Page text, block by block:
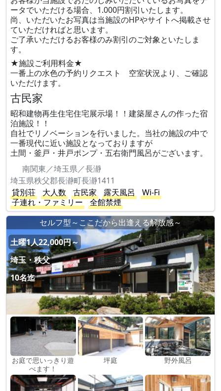
ータでいただける場合、1.000円割引いたします。
尚、いただいたお写真は当施設のHPやサイトへ掲載させ
ていただければと思います。
ご了承いただけるお客様のみ割引のご対象といたしま
す。
★施設ご利用料金★
一番上の水色の予約リクエスト 空室状況より、ご確認
いただけます。
古民家
昭和建物再生住宅住宅展示場！！建築屋さんの作った宿
泊施設！！
自社でリノベーションを行いました。当社の施設の中で
一番現代に近い施設となっておりますが
土間・釜戸・井戸ポンプ・五右衛門風呂がございます。
南関東／埼玉県／長瀞
埼玉県秩父郡長瀞町長瀞1411
貸別荘
大人数 古民家 露天風呂
Wi-Fi
子連れ・ファミリー
全館禁煙
セルフ型～ここだから出逢える解放感～
土曜1人22,000円～
埼玉・秩父
10名迄
お庭で思いっきり遊
べます！
坪庭 野外風呂